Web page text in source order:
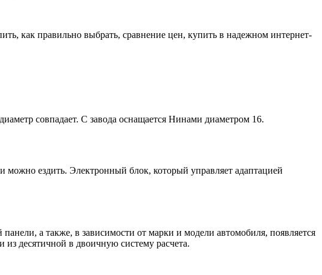
как правильно выбрать, сравнение цен, купить в надежном интернет-
совпадает. С завода оснащается Нинами диаметром 16.
ездить. Электронный блок, который управляет адаптацией
а также, в зависимости от марки и модели автомобиля, появляется
десятичной в двоичную систему расчета.